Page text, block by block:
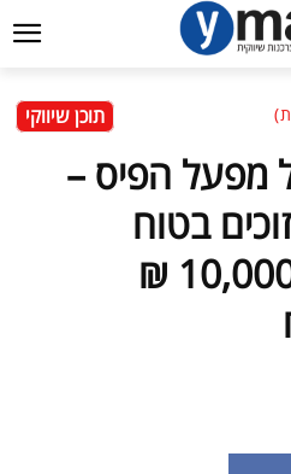
תוכן שיווקי
מפעל הפיס –
חודש 137 זוכים בטוח
בפרסים של בין 10,000 ₪